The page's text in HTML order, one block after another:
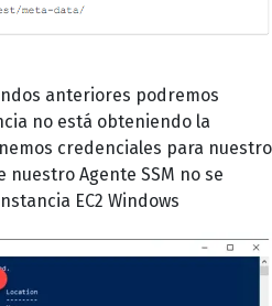
anteriores podremos
no está obteniendo la
credenciales para nuestro
nuestro Agente SSM no se
EC2 Windows